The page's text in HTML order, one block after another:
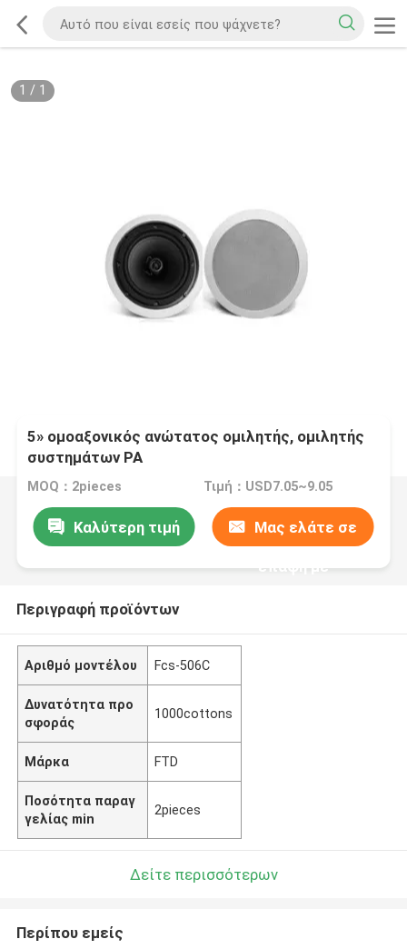
1 / 1
5» ομοαξονικός ανώτατος ομιλητής, ομιλητής
συστημάτων PA
MOQ：2pieces Τιμή：USD7.05~9.05
Καλύτερη τιμή Μας ελάτε σε
επαφή με
Περιγραφή προϊόντων
Αριθμό μοντέλου Fcs-506C
Δυνατότητα προ
σφοράς
1000cottons
Μάρκα FTD
Ποσότητα παραγ
γελίας min
2pieces
Δείτε περισσότερων
Περίπου εμείς